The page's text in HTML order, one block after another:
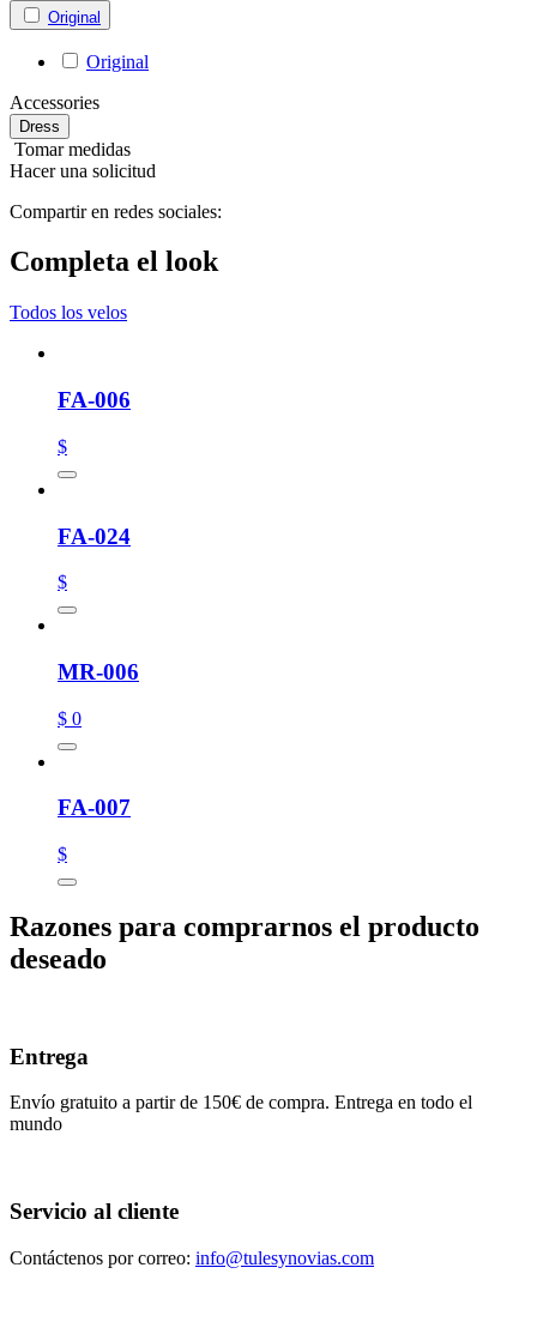
Original
Original
Accessories
Dress
Tomar medidas
Hacer una solicitud
Compartir en redes sociales:
Completa el look
Todos los velos
FA-006
$
FA-024
$
MR-006
$ 0
FA-007
$
Razones para comprarnos el producto
deseado
Entrega
Envío gratuito a partir de 150€ de compra. Entrega en todo el
mundo
Servicio al cliente
Contáctenos por correo: info@tulesynovias.com